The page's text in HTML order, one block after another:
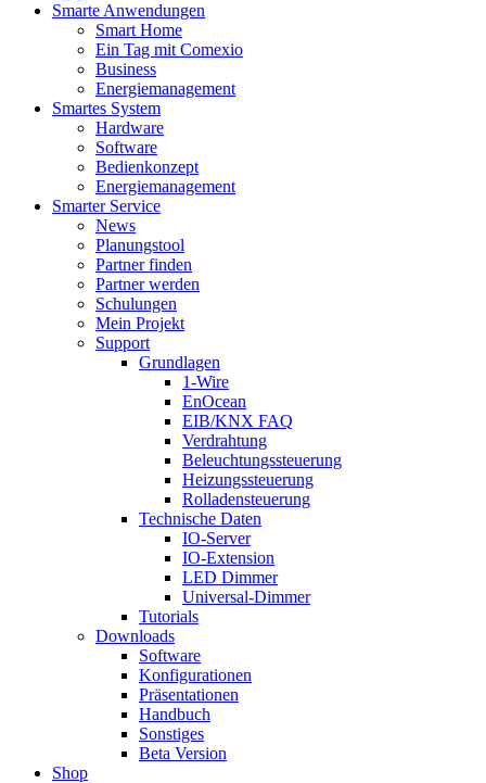
Smarte Anwendungen
Smart Home
Ein Tag mit Comexio
Business
Energiemanagement
Smartes System
Hardware
Software
Bedienkonzept
Energiemanagement
Smarter Service
News
Planungstool
Partner finden
Partner werden
Schulungen
Mein Projekt
Support
Grundlagen
1-Wire
EnOcean
EIB/KNX FAQ
Verdrahtung
Beleuchtungssteuerung
Heizungssteuerung
Rolladensteuerung
Technische Daten
IO-Server
IO-Extension
LED Dimmer
Universal-Dimmer
Tutorials
Downloads
Software
Konfigurationen
Präsentationen
Handbuch
Sonstiges
Beta Version
Shop